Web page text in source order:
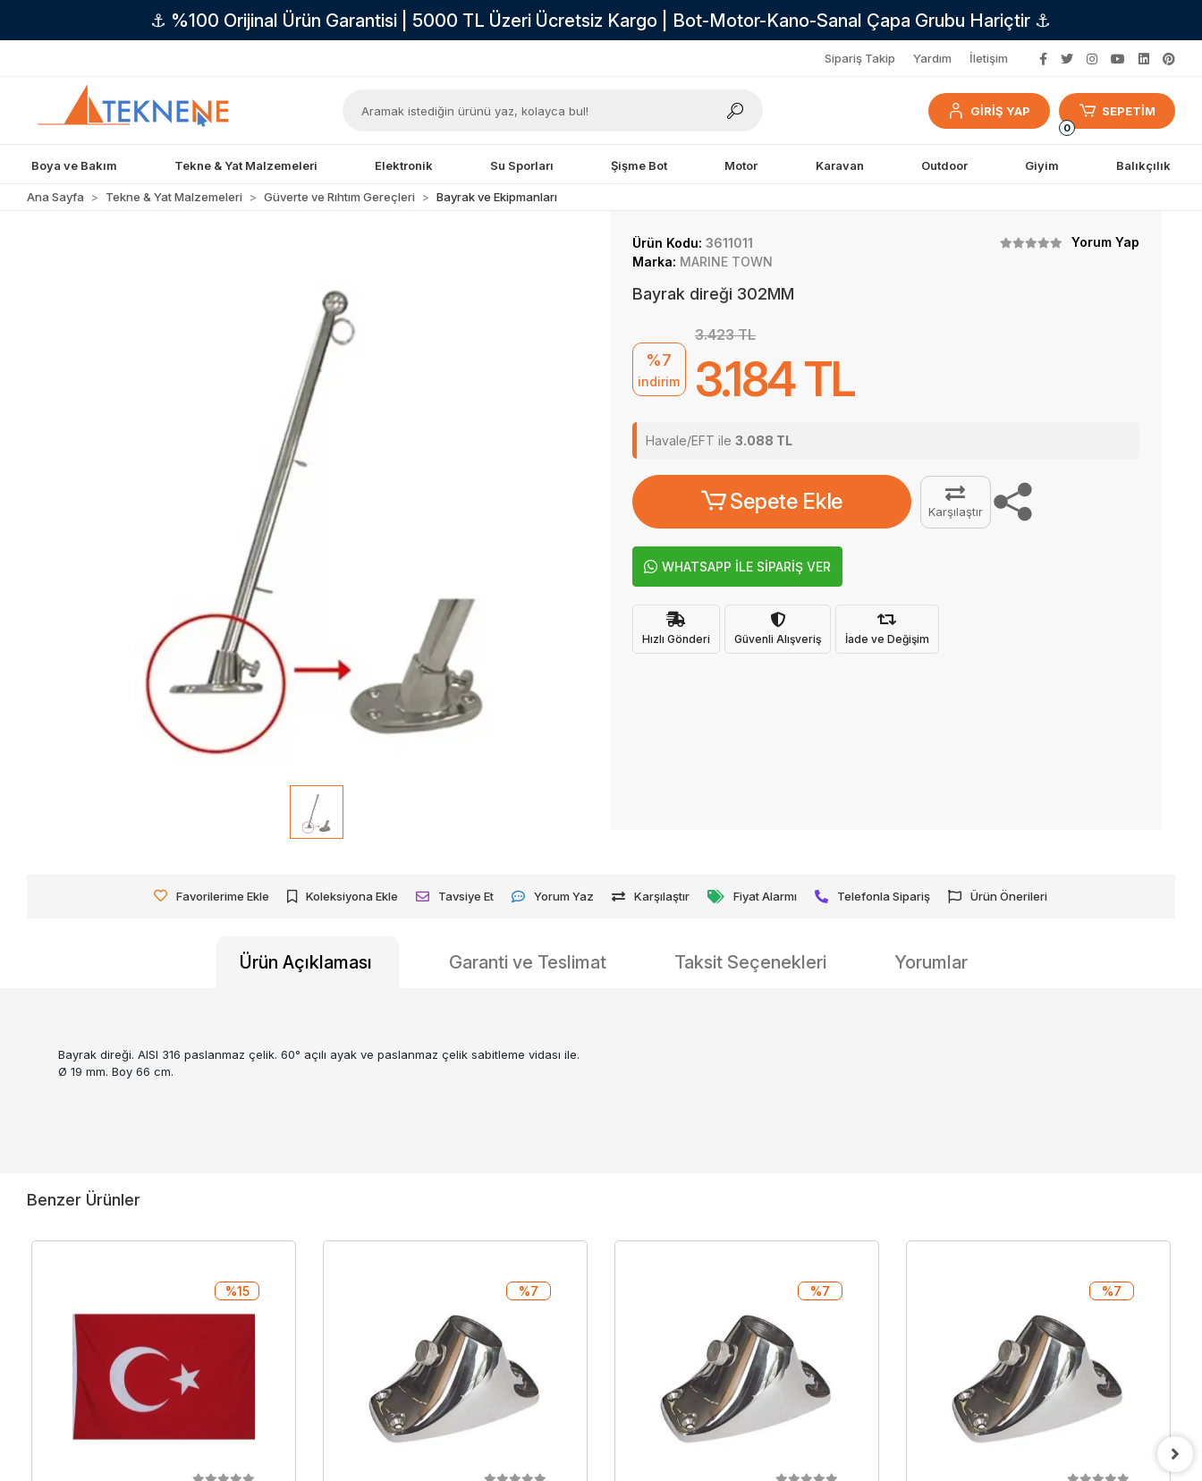
⚓ %100 Orijinal Ürün Garantisi | 5000 TL Üzeri Ücretsiz Kargo | Bot-Motor-Kano-Sanal Çapa Grubu Hariçtir ⚓
Sipariş Takip Yardım İletişim
GİRİŞ YAP
0
SEPETİM
Boya ve Bakım Tekne & Yat Malzemeleri Elektronik Su Sporları Şişme Bot Motor Karavan Outdoor Giyim Balıkçılık
Ana Sayfa Tekne & Yat Malzemeleri Güverte ve Rıhtım Gereçleri Bayrak ve Ekipmanları
Ürün Kodu: 3611011
Yorum Yap
Marka: MARINE TOWN
Bayrak direği 302MM
%7
indirim
3.423 TL
3.184 TL
Havale/EFT ile 3.088 TL
Sepete Ekle Karşılaştır
WHATSAPP İLE SİPARİŞ VER
Hızlı Gönderi Güvenli Alışveriş İade ve Değişim
Favorilerime Ekle Koleksiyona Ekle Tavsiye Et Yorum Yaz Karşılaştır Fiyat Alarmı Telefonla Sipariş Ürün Önerileri
Ürün Açıklaması Garanti ve Teslimat Taksit Seçenekleri Yorumlar
Bayrak direği. AISI 316 paslanmaz çelik. 60° açılı ayak ve paslanmaz çelik sabitleme vidası ile.
Ø 19 mm. Boy 66 cm.
Benzer Ürünler
%15 %7 %7 %7